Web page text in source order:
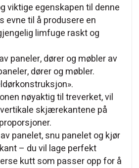
viktige egenskapen til denne
evne til å produsere en
limfuge raskt og
paneler, dører og møbler av
dører og møbler.
nøyaktig til treverket, vil
skjærekantene på
panelet, snu panelet og kjør
– du vil lage perfekt
kutt som passer opp for å